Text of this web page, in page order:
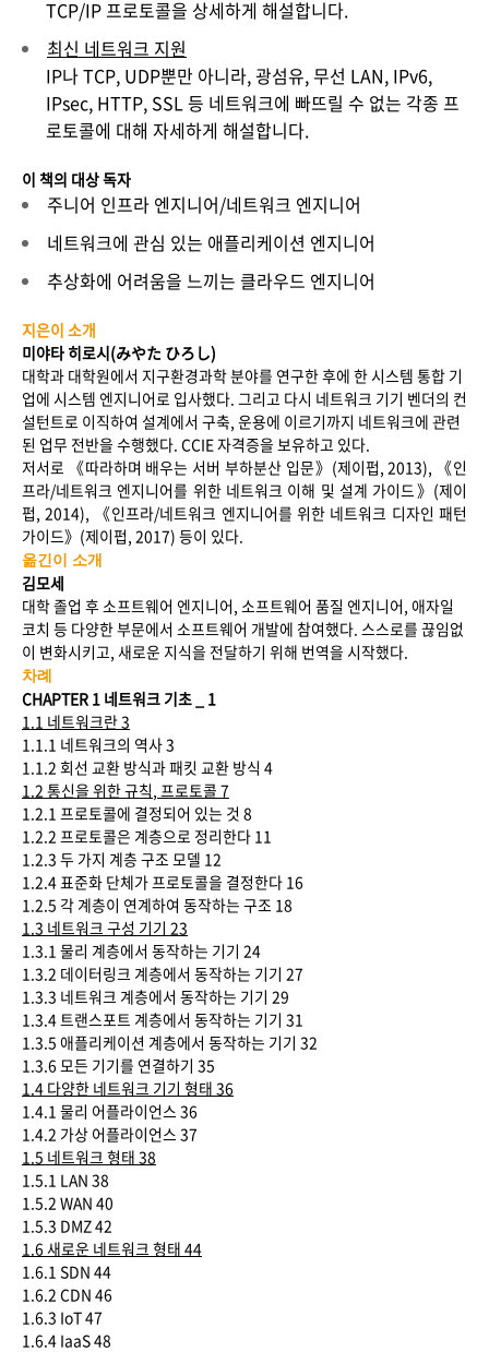
TCP/IP 프로토콜을 상세하게 해설합니다.
최신 네트워크 지원
IP나TCP, UDP뿐만 아니라, 광섬유, 무선 LAN, IPv6,
IPsec, HTTP, SSL 등 네트워크에 빠뜨릴 수 없는 각종 프
로토콜에 대해 자세하게 해설합니다.
이 책의 대상 독자
주니어 인프라 엔지니어/네트워크 엔지니어
네트워크에 관심 있는 애플리케이션 엔지니어
추상화에 어려움을 느끼는 클라우드 엔지니어
지은이 소개
미야타 히로시(みやた ひろし)
대학과 대학원에서 지구환경과학 분야를 연구한 후에 한 시스템 통합 기
업에 시스템 엔지니어로 입사했다. 그리고 다시 네트워크 기기 벤더의 컨
설턴트로 이직하여 설계에서 구축, 운용에 이르기까지 네트워크에 관련
된 업무 전반을 수행했다. CCIE 자격증을 보유하고 있다.
저서로 《따라하며 배우는 서버 부하분산 입문》(제이펍, 2013), 《인
프라/네트워크 엔지니어를 위한 네트워크 이해 및 설계 가이드》(제이
펍, 2014), 《인프라/네트워크 엔지니어를 위한 네트워크 디자인 패턴
가이드》(제이펍, 2017) 등이 있다.
옮긴이 소개
김모세
대학 졸업 후 소프트웨어 엔지니어, 소프트웨어 품질 엔지니어, 애자일
코치 등 다양한 부문에서 소프트웨어 개발에 참여했다. 스스로를 끊임없
이 변화시키고, 새로운 지식을 전달하기 위해 번역을 시작했다.
차례
CHAPTER 1 네트워크 기초 _ 1
1.1 네트워크란 3
1.1.1 네트워크의 역사 3
1.1.2 회선 교환 방식과 패킷 교환 방식 4
1.2 통신을 위한 규칙 프로토콜 7
1.2.1 프로토콜에 결정되어 있는 것 8
1.2.2 프로토콜은 계층으로 정리한다 11
1.2.3 두 가지 계층 구조 모델 12
1.2.4 표준화 단체가 프로토콜을 결정한다 16
1.2.5 각 계층이 연계하여 동작하는 구조 18
1.3 네트워크 구성 기기 23
1.3.1 물리 계층에서 동작하는 기기 24
1.3.2 데이터링크 계층에서 동작하는 기기 27
1.3.3 네트워크 계층에서 동작하는 기기 29
1.3.4 트랜스포트 계층에서 동작하는 기기 31
1.3.5 애플리케이션 계층에서 동작하는 기기 32
1.3.6 모든 기기를 연결하기 35
1.4 다양한 네트워크 기기 형태 36
1.4.1 물리 어플라이언스 36
1.4.2 가상 어플라이언스 37
1.5 네트워크 형태 38
1.5.1 LAN 38
1.5.2 WAN 40
1.5.3 DMZ 42
1.6 새로운 네트워크 형태 44
1.6.1 SDN 44
1.6.2 CDN 46
1.6.3 IoT 47
1.6.4 IaaS 48